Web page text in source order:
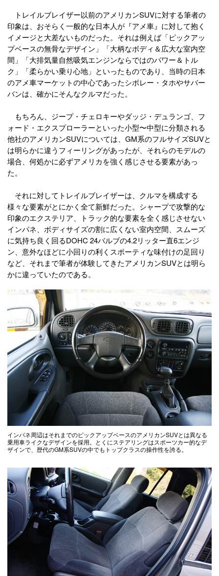
トレイルブレイザー以前のアメリカンSUVに対する筆者の
印象は、おそらく一般的な日本人が『アメ車』に対して抱く
イメージと大差ないものだった。それは例えば「ピックアッ
プベースの無骨なデザイン」「大柄なボディ＆広大な室内空
間」「大排気量自然吸気エンジンならではのパワー＆トル
ク」「柔らかい乗り心地」といったものであり、当時の日本
のアメ車マーケットの中心であったシボレー・タホやサバー
バンは、確かにそんなクルマだった。
もちろん、ジープ・チェロキーやダッジ・デュランゴ、フ
ォード・エクスプローラーといった小型〜中型に分類される
他社のアメリカンSUVについては、GM系のフルサイズSUVと
は明らかに違うフィーリングがあったが、それらのモデルの
場合、何処かに必ずアメリカを強く感じさせる要素があっ
た。
それに対してトレイルブレイザーは、クルマを構成する
様々な要素がとにかく全て新鮮だった。シャープで攻撃的な
印象のエクステリア、トラック的な要素を全く感じさせない
インパネ、ボディサイズの割に広くない室内空間、スムーズ
に気持ち良く回るDOHC 24バルブの4.2リッター直6エンジ
ン、意外なほどに小回りの利くスポーティな味付けの足回り
など、それまで筆者が体験してきたアメリカンSUVとは明ら
かに違っていたのである。
インパネ周辺はそれまでのピックアップベースのアメリカンSUVとは異なる
乗用車ライクなデザインを採用。とくにステアリングはスポーツカー的なデ
ザインで、歴代のGM系SUVの中でもトップクラスの操作性を誇る。